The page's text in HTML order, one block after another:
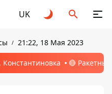
UK
21:22, 18 Мая 2023
🔴